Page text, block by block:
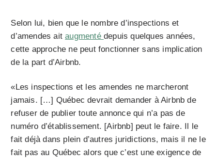
Selon lui, bien que le nombre d’inspections et
d’amendes aitaugmentédepuis quelques années,
cette approche ne peut fonctionner sans implication
de la part d’Airbnb.
«Les inspections et les amendes ne marcheront
jamais. […] Québec devrait demander à Airbnb de
refuser de publier toute annonce qui n’a pas de
numéro d’établissement. [Airbnb] peut le faire. Il le
fait déjà dans plein d’autres juridictions, mais il ne le
fait pas au Québec alors que c’est une exigence de